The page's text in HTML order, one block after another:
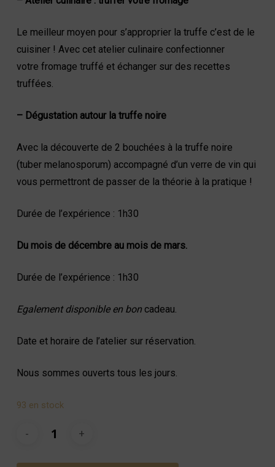
Le meilleur moyen pour s’approprier la truffe c’est de le
cuisiner ! Avec cet atelier culinaire confectionner
votre fromage truffé et échanger sur des recettes
truffées.
– Dégustation autour la truffe noire
Avec la découverte de 2 bouchées à la truffe noire
(tuber melanosporum) accompagné d’un verre de vin qui
vous permettront de passer de la théorie à la pratique !
Durée de l’expérience : 1h30
Du mois de décembre au mois de mars.
Durée de l’expérience : 1h30
Egalement disponible en bon cadeau.
Date et horaire de l’atelier sur réservation.
Nous sommes ouverts tous les jours.
93 en stock